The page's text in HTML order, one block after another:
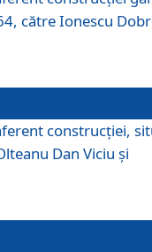
către Ionescu
construcției,
Dan Viciu și